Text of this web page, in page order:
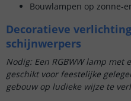
Bouwlampen op zonne-
Decoratieve
schijnwerpers
Nodig: Een RGBWW lamp
geschikt voor feestelijke
gebouw op ludieke wijze te